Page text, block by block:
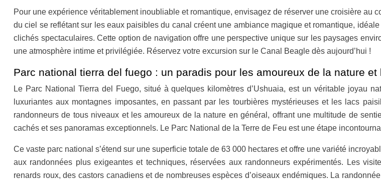
Pour une expérience véritablement inoubliable et romantique, envisagez de réserver une croisière
du ciel se reflétant sur les eaux paisibles du canal créent une ambiance magique et romantique,
clichés spectaculaires. Cette option de navigation offre une perspective unique sur les paysages
une atmosphère intime et privilégiée. Réservez votre excursion sur le Canal Beagle dès aujourd’hui !
Parc national tierra del fuego : un paradis pour les amoureux de la nature et
Le Parc National Tierra del Fuego, situé à quelques kilomètres d’Ushuaia, est un véritable joyau
luxuriantes aux montagnes imposantes, en passant par les tourbières mystérieuses et les lacs
randonneurs de tous niveaux et les amoureux de la nature en général, offrant une multitude de
cachés et ses panoramas exceptionnels. Le Parc National de la Terre de Feu est une étape
Ce vaste parc national s’étend sur une superficie totale de 63 000 hectares et offre une variété
aux randonnées plus exigeantes et techniques, réservées aux randonneurs expérimentés. Les
renards roux, des castors canadiens et de nombreuses espèces d’oiseaux endémiques. La